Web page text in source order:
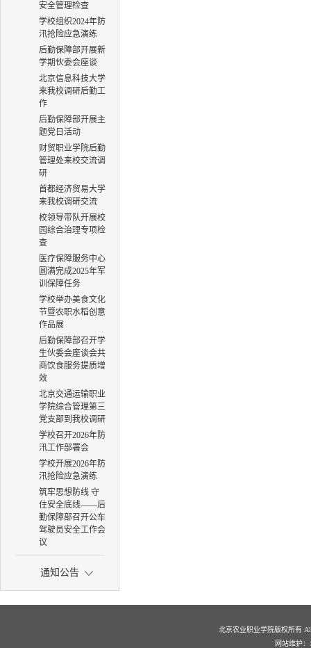
安全管理检查
学校组织2024年防
汛抢险应急演练
后勤保障部开展新
学期伙委会座谈
北京信息科技大学
来我校调研后勤工
作
后勤保障部开展主
题党日活动
财贸职业学院后勤
管理处来校交流调
研
首都经济贸易大学
来我校调研交流
校领导带队开展校
园综合治理专项检
查
医疗保障服务中心
圆满完成2025年军
训保障任务
学校举办美食文化
节暨农职水稻创意
作品展
后勤保障部召开学
生伙委会座谈会共
商饮食服务提质增
效
北京交通运输职业
学院综合管理第三
党支部到我校调研
学校召开2026年防
汛工作部署会
学校开展2026年防
汛抢险应急演练
筑牢思想防线 守
住安全底线——后
勤保障部召开公车
驾驶员安全工作会
议
通知公告
北京农业职业学院版权所有 All
网站维护